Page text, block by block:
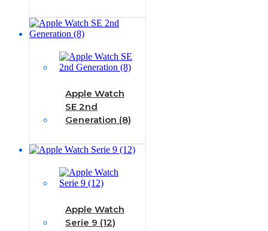
Apple Watch
SE 2nd
Generation (8)
Apple Watch
Serie 9 (12)